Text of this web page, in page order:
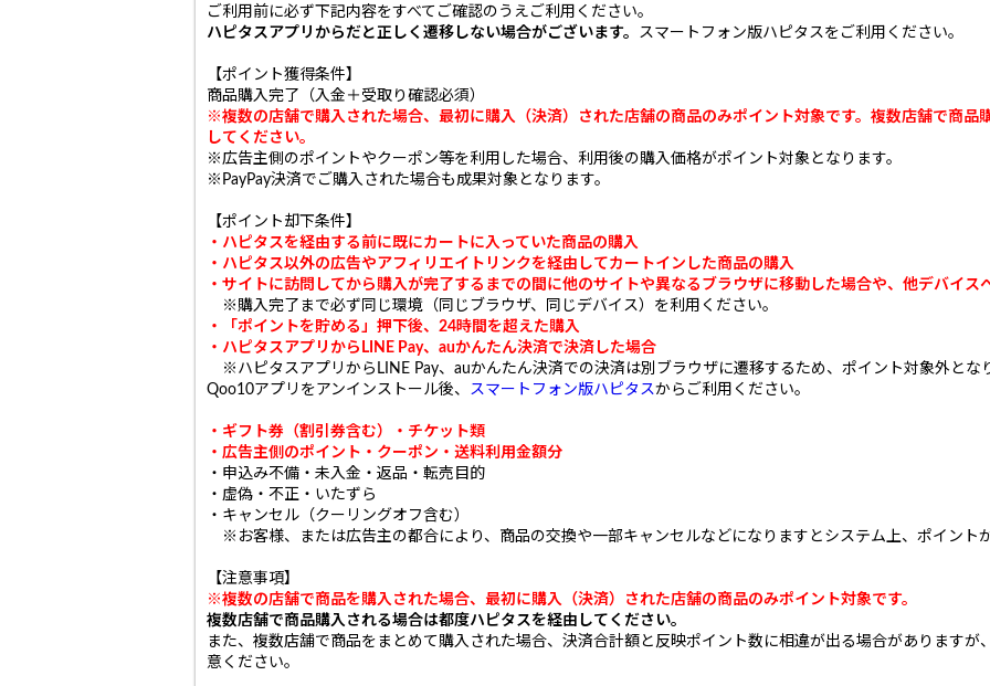
ご利用前に必ず下記内容をすべてご確認のうえご利用ください。
ハピタスアプリからだと正しく遷移しない場合がございます。 スマートフォン版ハピタスをご利用ください。
【ポイント獲得条件】
商品購入完了（入金＋受取り確認必須）
※複数の店舗で購入された場合、最初に購入（決済）された店舗の商品のみポイント対象です。複数店舗で商品
してください。
※広告主側のポイントやクーポン等を利用した場合、利用後の購入価格がポイント対象となります。
※PayPay決済でご購入された場合も成果対象となります。
【ポイント却下条件】
・ハピタスを経由する前に既にカートに入っていた商品の購入
・ハピタス以外の広告やアフィリエイトリンクを経由してカートインした商品の購入
・サイトに訪問してから購入が完了するまでの間に他のサイトや異なるブラウザに移動した場合や、 他デバイス
※購入完了まで必ず同じ環境（同じブラウザ、同じデバイス）を利用ください。
・
「ポイントを貯める」押下後、 24時間を超えた購入
・ハピタスアプリからLINE Pay、auかんたん決済で決済した場合
※ハピタスアプリからLINE Pay、auかんたん決済での決済は別ブラウザに遷移するため、ポイント対象外とな
Qoo10アプリをアンインストール後、 スマートフォン版ハピタスからご利用ください。
・ギフト券（割引券含む）・チケット類
・広告主側のポイント・クーポン・送料利用金額分
・申込み不備・未入金・返品・転売目的
・虚偽・不正・いたずら
・キャンセル（クーリングオフ含む）
※お客様、または広告主の都合により、商品の交換や一部キャンセルなどになりますとシステム上、ポイント
【注意事項】
※複数の店舗で商品を購入された場合、最初に購入（決済）された店舗の商品のみポイント対象です。
複数店舗で商品購入される場合は都度ハピタスを経由してください。
また、複数店舗で商品をまとめて購入された場合、決済合計額と反映ポイント数に相違が出る場合がありますが
意ください。